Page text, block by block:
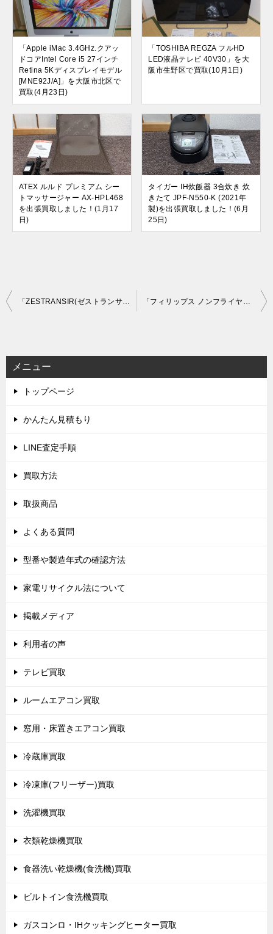
「Apple iMac 3.4GHz.クアッ
ドコアIntel Core i5 27インチ
Retina 5Kディスプレイモデル
[MNE92J/A]」を大阪市北区で
買取(4月23日)
「TOSHIBA REGZA フルHD
LED液晶テレビ 40V30」を大
阪市生野区で買取(10月1日)
ATEX ルルド プレミアム シー
トマッサージャー AX-HPL468
を出張買取しました！(1月17
日)
タイガー IH炊飯器 3合炊き 炊
きたて JPF-N550-K (2021年
製)を出張買取しました！(6月
25日)
投
ビ
ゲ
ー
シ
「ZESTRANSIR(ゼストランサー) ゲーミングチェア」を大阪市淀川区で買取(9月15日) 「フィリップス ノンフライヤー HD9220」を大阪市東淀川区で買取(9月19日)
メニュー
トップページ
かんたん見積もり
LINE査定手順
買取方法
取扱商品
よくある質問
型番や製造年式の確認方法
家電リサイクル法について
掲載メディア
利用者の声
テレビ買取
ルームエアコン買取
窓用・床置きエアコン買取
冷蔵庫買取
冷凍庫(フリーザー)買取
洗濯機買取
衣類乾燥機買取
食器洗い乾燥機(食洗機)買取
ビルトイン食洗機買取
ガスコンロ・IHクッキングヒーター買取